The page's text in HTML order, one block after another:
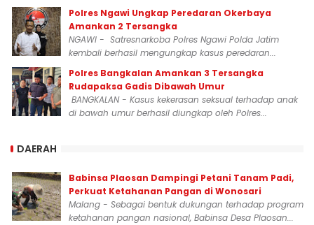
Polres Ngawi Ungkap Peredaran Okerbaya
Amankan 2 Tersangka
NGAWI - Satresnarkoba Polres Ngawi Polda Jatim
kembali berhasil mengungkap kasus peredaran...
Polres Bangkalan Amankan 3 Tersangka
Rudapaksa Gadis Dibawah Umur
BANGKALAN - Kasus kekerasan seksual terhadap anak
di bawah umur berhasil diungkap oleh Polres...
DAERAH
Babinsa Plaosan Dampingi Petani Tanam Padi,
Perkuat Ketahanan Pangan di Wonosari
Malang - Sebagai bentuk dukungan terhadap program
ketahanan pangan nasional, Babinsa Desa Plaosan...